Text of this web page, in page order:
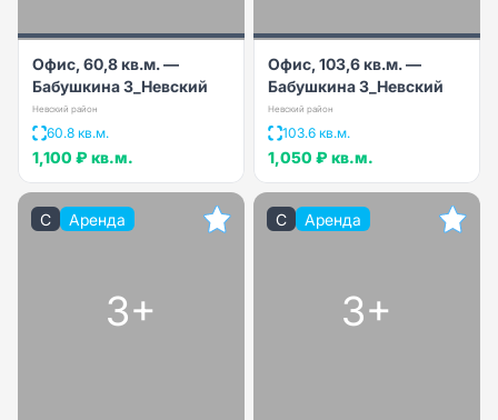
Офис, 60,8 кв.м. —
Бабушкина 3_Невский
Невский район
60.8 кв.м.
1,100 ₽ кв.м.
Офис, 103,6 кв.м. —
Бабушкина 3_Невский
Невский район
103.6 кв.м.
1,050 ₽ кв.м.
C Аренда
3+
C Аренда
3+